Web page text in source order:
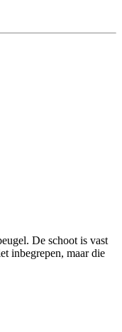
De schoot is vast
inbegrepen, maar die